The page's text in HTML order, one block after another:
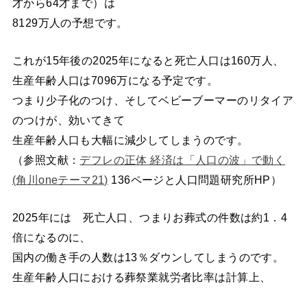
8129万人の予想です。
これが15年後の2025年になると死亡人口は160万人、
生産年齢人口は7096万になる予定です。
つまり少子化のつけ、そしてベビーブーマーのリタイア
のつけが、効いてきて
生産年齢人口も大幅に減少してしまうのです。
（参照文献： デフレの正体 経済は「人口の波」で動く
(角川oneテーマ21) 136ページと人口問題研究所HP）
2025年には 死亡人口、つまりお葬式の件数は約1．4
倍になるのに、
国内の働き手の人数は13％ダウンしてしまうのです。
生産年齢人口における葬祭業就労者比率は計算上、